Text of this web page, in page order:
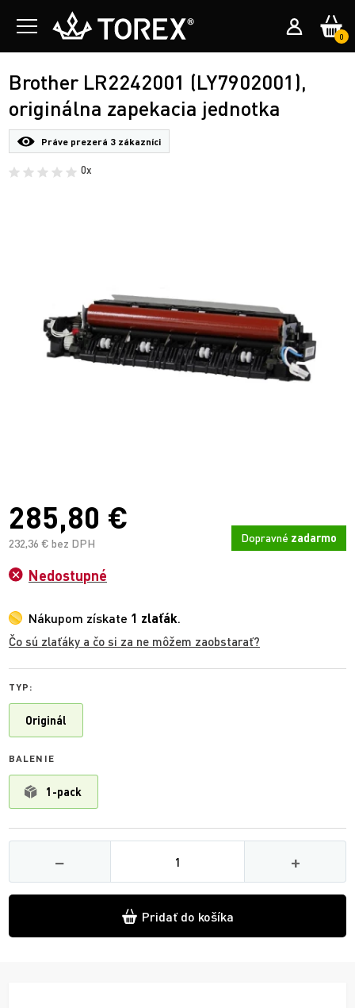
0
Brother LR2242001 (LY7902001),
originálna zapekacia jednotka
Práve prezerá 3 zákazníci
0x
285,80 €
232,36 € bez DPH Dopravné zadarmo
Nedostupné
Nákupom získate 1 zlaťák.
Čo sú zlaťáky a čo si za ne môžem zaobstarať?
TYP:
Originál
BALENIE
1-pack
−
Množství
+
Pridať do košíka